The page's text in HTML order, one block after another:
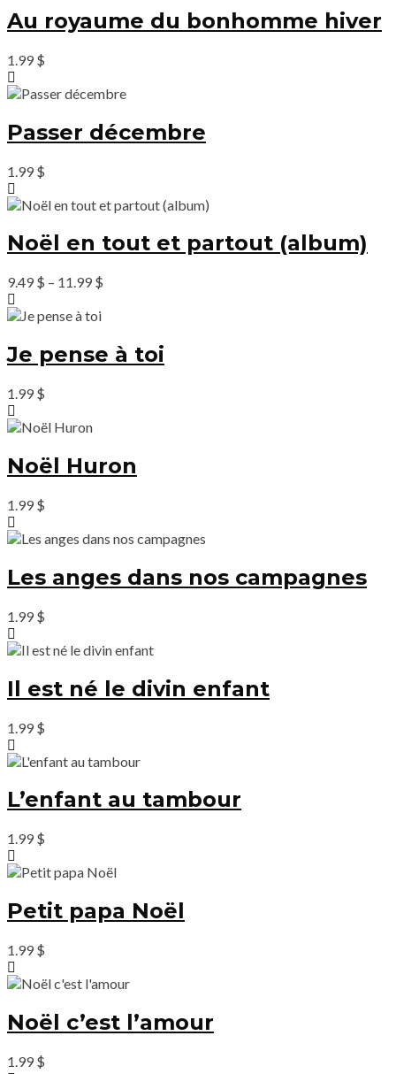
Au royaume du bonhomme hiver
1.99 $
Passer décembre
1.99 $
Noël en tout et partout (album)
9.49 $ – 11.99 $
Je pense à toi
1.99 $
Noël Huron
1.99 $
Les anges dans nos campagnes
1.99 $
Il est né le divin enfant
1.99 $
L’enfant au tambour
1.99 $
Petit papa Noël
1.99 $
Noël c’est l’amour
1.99 $